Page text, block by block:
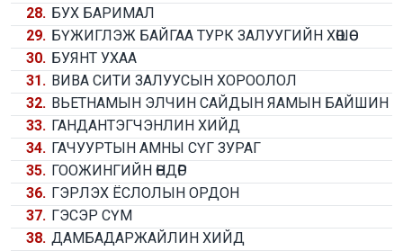
28. БУХ БАРИМАЛ
29. БҮЖИГЛЭЖ БАЙГАА ТУРК ЗАЛУУГИЙН ХӨШӨӨ
30. БУЯНТ УХАА
31. ВИВА СИТИ ЗАЛУУСЫН ХОРООЛОЛ
32. ВЬЕТНАМЫН ЭЛЧИН САЙДЫН ЯАМЫН БАЙШИН
33. ГАНДАНТЭГЧЭНЛИН ХИЙД
34. ГАЧУУРТЫН АМНЫ СҮГ ЗУРАГ
35. ГООЖИНГИЙН ӨНДӨР
36. ГЭРЛЭХ ЁСЛОЛЫН ОРДОН
37. ГЭСЭР СҮМ
38. ДАМБАДАРЖАЙЛИН ХИЙД